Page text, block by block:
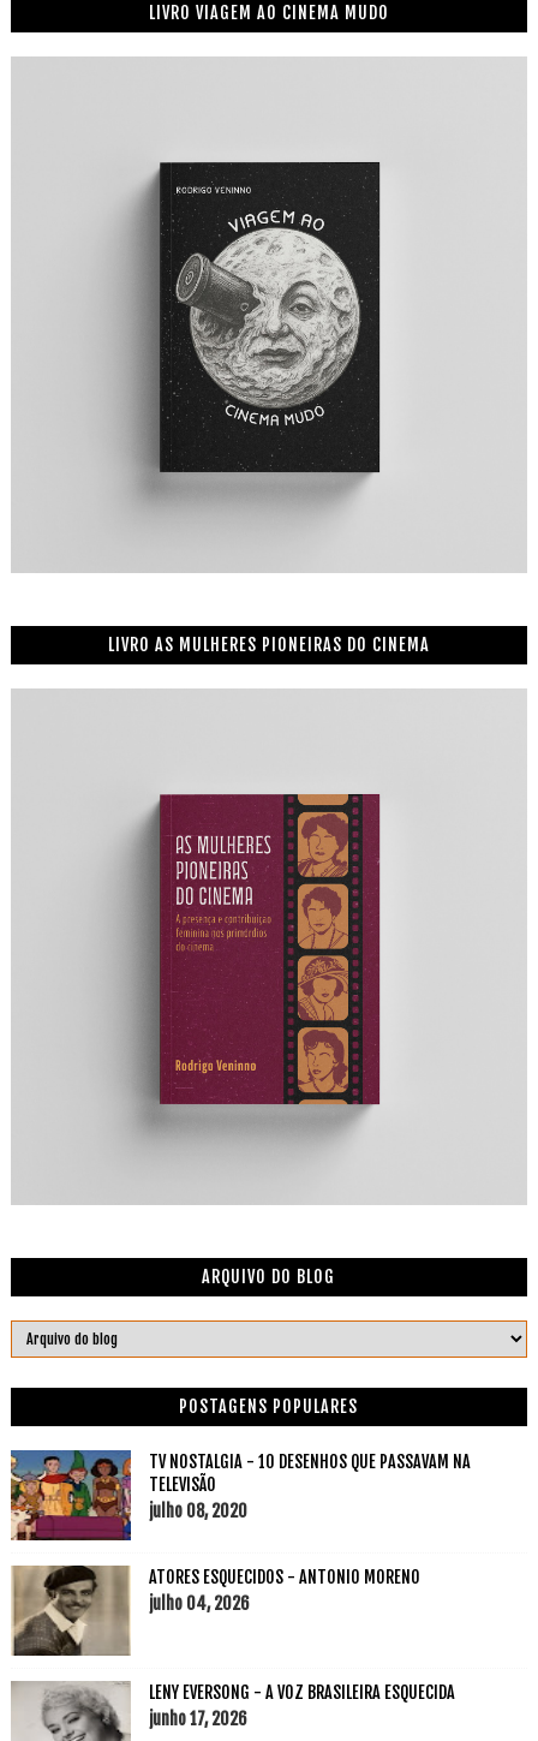
LIVRO VIAGEM AO CINEMA MUDO
LIVRO AS MULHERES PIONEIRAS DO CINEMA
ARQUIVO DO BLOG
POSTAGENS POPULARES
TV NOSTALGIA - 10 DESENHOS QUE PASSAVAM NA
TELEVISÃO
julho 08, 2020
ATORES ESQUECIDOS - ANTONIO MORENO
julho 04, 2026
LENY EVERSONG - A VOZ BRASILEIRA ESQUECIDA
junho 17, 2026